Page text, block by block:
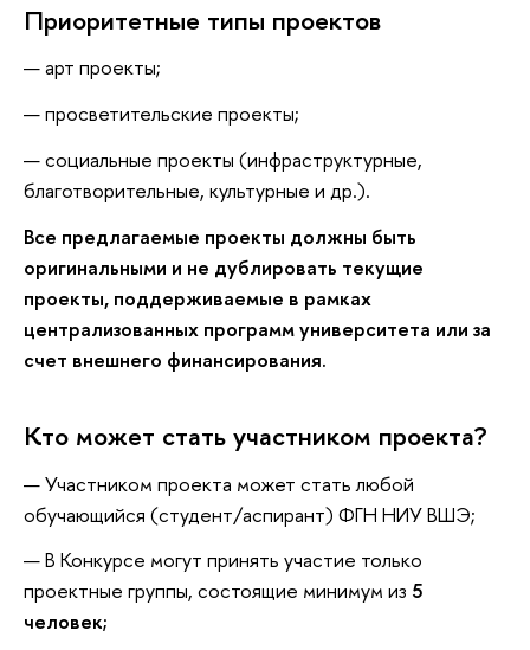
Приоритетные типы проектов
арт проекты;
просветительские проекты;
социальные проекты (инфраструктурные,
благотворительные, культурные и др.).
Все предлагаемые проекты должны быть
оригинальными и не дублировать текущие
проекты, поддерживаемые в рамках
централизованных программ университета или за
счет внешнего финансирования.
Кто может стать участником проекта?
Участником проекта может стать любой
обучающийся (студент/аспирант) ФГН НИУ ВШЭ;
В Конкурсе могут принять участие только
проектные группы, состоящие минимум из 5
человек;